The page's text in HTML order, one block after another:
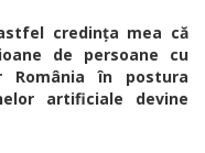
credința mea că
de persoane cu
România în postura
artificiale devine